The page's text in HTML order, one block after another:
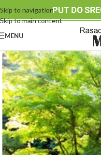
Skip to navigation
Skip to main content
PUT DO
MENU